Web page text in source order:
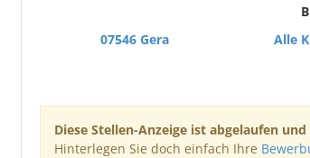
07546 Gera
Alle
Diese Stellen-Anzeige ist abgelaufen
Hinterlegen Sie doch einfach Ihre